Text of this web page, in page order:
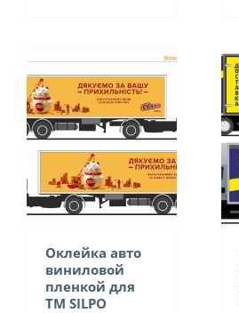
Оклейка авто
виниловой
пленкой для
ТМ SILPO